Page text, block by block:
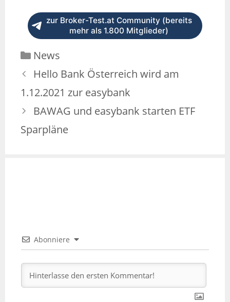
zur Broker-Test.at Community (bereits
mehr als 1.800 Mitglieder)
News
Hello Bank Österreich wird am
1.12.2021 zur easybank
BAWAG und easybank starten ETF
Sparpläne
Abonniere